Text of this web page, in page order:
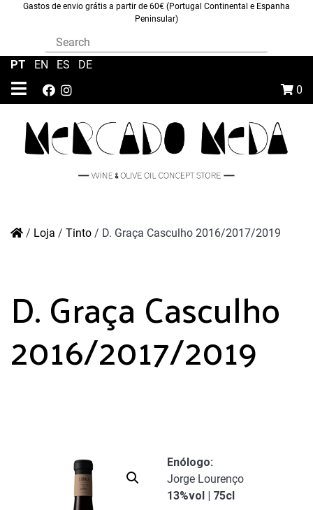
Gastos de envio grátis a partir de 60€ (Portugal Continental e Espanha
Peninsular)
0
PT EN ES DE
/ Loja / Tinto / D. Graça Casculho 2016/2017/2019
D. Graça Casculho
2016/2017/2019
Enólogo:
Jorge Lourenço
13%vol | 75cl